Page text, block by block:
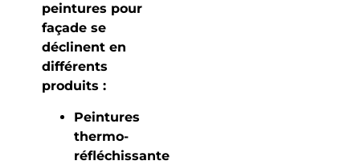
peintures pour
façade se
déclinent en
différents
produits :
Peintures
thermo-
réfléchissante